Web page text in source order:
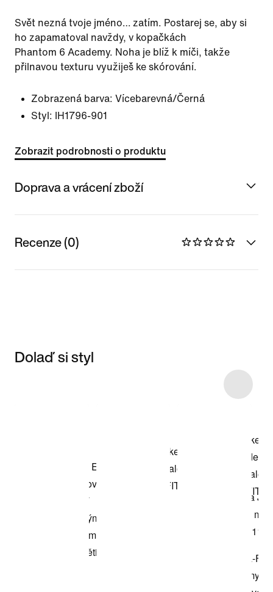
Svět nezná tvoje jméno… zatím. Postarej se, aby si
ho zapamatoval navždy, v kopačkách
Phantom 6 Academy. Noha je blíž k míči, takže
přilnavou texturu využiješ ke skórování.
Zobrazená barva: Vícebarevná/Černá
Styl:
IH1796-901
Zobrazit podrobnosti o produktu
Doprava a vrácení zboží
Recenze (0)
Dolaď si styl